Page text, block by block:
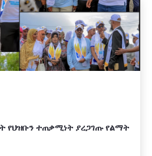
የህዝቡን ተጠቃሚነት ያረጋገጡ የልማት